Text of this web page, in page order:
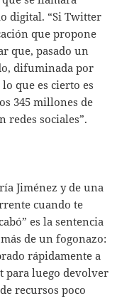
digital. “Si Twitter
que propone
que, pasado un
difuminada por
que es cierto es
345 millones de
redes sociales”.
Jiménez y de una
cuando te
es la sentencia
de un fogonazo:
rápidamente a
para luego devolver
recursos poco